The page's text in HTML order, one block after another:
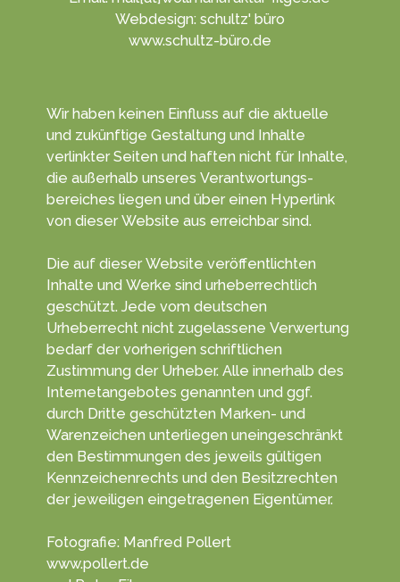
Webdesign: schultz' büro
www.schultz-büro.de
Wir haben keinen Ein­fluss auf die aktuelle
und zukünf­tige Gestal­tung und Inhalte
verlinkter Seiten und haften nicht für Inhalte,
die außerhalb unseres Verant­wortungs­
bereiches liegen und über einen Hyper­link
von dieser Web­site aus erreichbar sind.
Die auf dieser Website veröffentlichten
Inhalte und Werke sind urheber­rechtlich
geschützt. Jede vom deutschen
Urheberrecht nicht zugelassene Verwertung
bedarf der vorherigen schriftlichen
Zustimmung der Urheber. Alle innerhalb des
Internetangebotes genannten und ggf.
durch Dritte geschützten Marken- und
Waren­zeichen unter­liegen unein­geschränkt
den Bestim­mungen des jeweils gültigen
Kenn­zeichen­rechts und den Besitz­rechten
der jeweiligen einge­tragenen Eigen­tümer.
Fotografie: Manfred Pollert
www.pollert.de